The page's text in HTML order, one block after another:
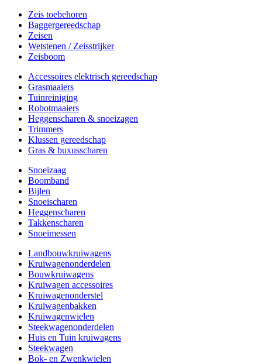
Zeis toebehoren
Baggergereedschap
Zeisen
Wetstenen / Zeisstrijker
Zeisboom
Accessoires elektrisch gereedschap
Grasmaaiers
Tuinreiniging
Robotmaaiers
Heggenscharen & snoeizagen
Trimmers
Klussen gereedschap
Gras & buxusscharen
Snoeizaag
Boomband
Bijlen
Snoeischaren
Heggenscharen
Takkenscharen
Snoeimessen
Landbouwkruiwagens
Kruiwagenonderdelen
Bouwkruiwagens
Kruiwagen accessoires
Kruiwagenonderstel
Kruiwagenbakken
Kruiwagenwielen
Steekwagenonderdelen
Huis en Tuin kruiwagens
Steekwagen
Bok- en Zwenkwielen